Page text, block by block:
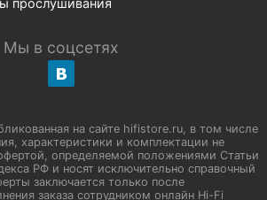
Мы в соцсетях
на сайте hifistore.ru, в том числе
характеристики и комплектации не
определяемой положениями Статьи
РФ и носят исключительно справочный
заключается только после
заказа сотрудником онлайн Hi-Fi